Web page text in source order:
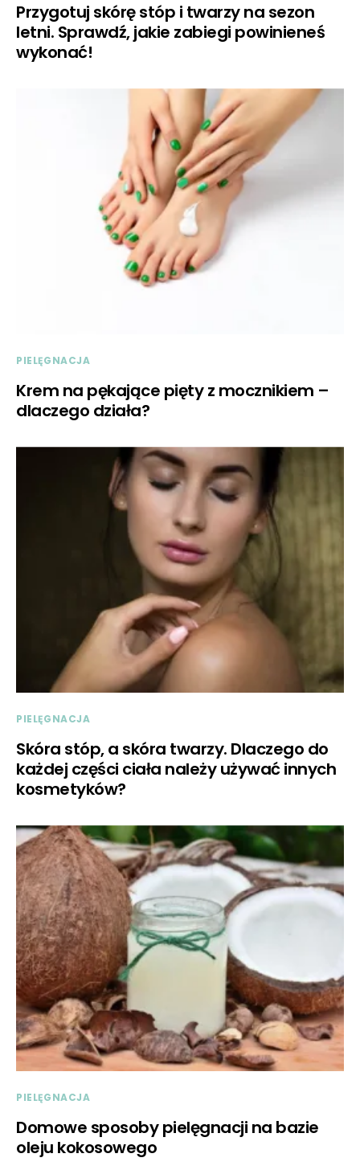
Przygotuj skórę stóp i twarzy na sezon
letni. Sprawdź, jakie zabiegi powinieneś
wykonać!
PIELĘGNACJA
Krem na pękające pięty z mocznikiem –
dlaczego działa?
PIELĘGNACJA
Skóra stóp, a skóra twarzy. Dlaczego do
każdej części ciała należy używać innych
kosmetyków?
PIELĘGNACJA
Domowe sposoby pielęgnacji na bazie
oleju kokosowego